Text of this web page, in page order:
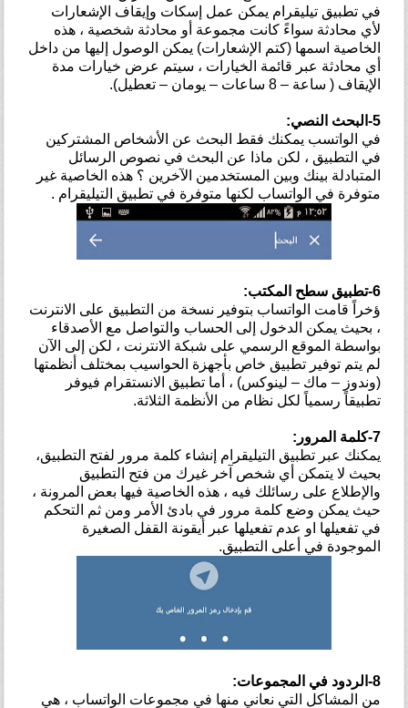
في تطبيق تيليقرام يمكن عمل إسكات وإيقاف الإشعارات
لأي محادثة سواءً كانت مجموعة أو محادثة شخصية ، هذه
الخاصية اسمها (كتم الإشعارات) يمكن الوصول إليها من داخل
أي محادثة عبر قائمة الخيارات ، سيتم عرض خيارات مدة
الإيقاف ( ساعة – 8 ساعات – يومان – تعطيل).
5-البحث النصي:
في الواتسب يمكنك فقط البحث عن الأشخاص المشتركين
في التطبيق ، لكن ماذا عن البحث في نصوص الرسائل
المتبادلة بينك وبين المستخدمين الآخرين ؟ هذه الخاصية غير
متوفرة في الواتساب لكنها متوفرة في تطبيق التيليقرام .
6-تطبيق سطح المكتب:
ؤخراً قامت الواتساب بتوفير نسخة من التطبيق على الانترنت
، بحيث يمكن الدخول إلى الحساب والتواصل مع الأصدقاء
بواسطة الموقع الرسمي على شبكة الانترنت ، لكن إلى الآن
لم يتم توفير تطبيق خاص بأجهزة الحواسيب بمختلف أنظمتها
(وندوز – ماك – لينوكس) ، أما تطبيق الانستقرام فيوفر
تطبيقاً رسمياً لكل نظام من الأنظمة الثلاثة.
7-كلمة المرور:
يمكنك عبر تطبيق التيليقرام إنشاء كلمة مرور لفتح التطبيق،
بحيث لا يتمكن أي شخص آخر غيرك من فتح التطبيق
والإطلاع على رسائلك فيه ، هذه الخاصية فيها بعض المرونة ،
حيث يمكن وضع كلمة مرور في بادئ الأمر ومن ثم التحكم
في تفعيلها او عدم تفعيلها عبر أيقونة القفل الصغيرة
الموجودة في أعلى التطبيق.
8-الردود في المجموعات:
من المشاكل التي نعاني منها في مجموعات الواتساب ، هي